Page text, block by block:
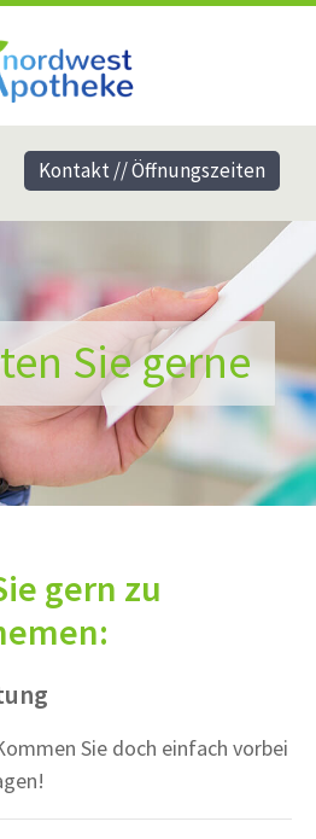
Sie gerne
gern zu
Sie doch einfach vorbei
Kontakt // Öffnungszeiten